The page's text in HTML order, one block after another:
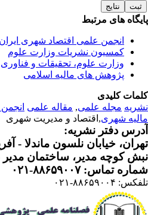
های مرتبط
انجمن علمی اقتصاد شهری ایران
کمسیون نشریات وزارت علوم
وزارت علوم، تحقیقات و فناوری
پژوهش های مالیه اسلامی
کلیدی
مجله علمی, مقاله علمی انجمن
شهری ,اقتصاد و مدیریت شهری
دفتر نشریه:
خیابان نلسون ماندلا -
کوچه مدیر، ساختمان مدیر - پلاک ۲، ط ۴،
تماس: ۸۸۶۵۹۰۰۷-۰۲۱
۸۸۶۵۹۰۰۴-۰۲۱